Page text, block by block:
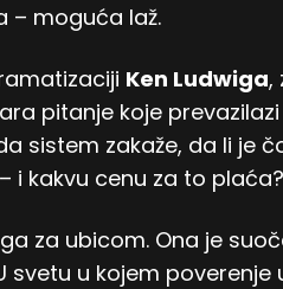
– moguća laž.
Ken Ludwiga,
pitanje koje
sistem zakaže, da li je
i kakvu cenu za to plaća?
za ubicom. Ona je
svetu u kojem